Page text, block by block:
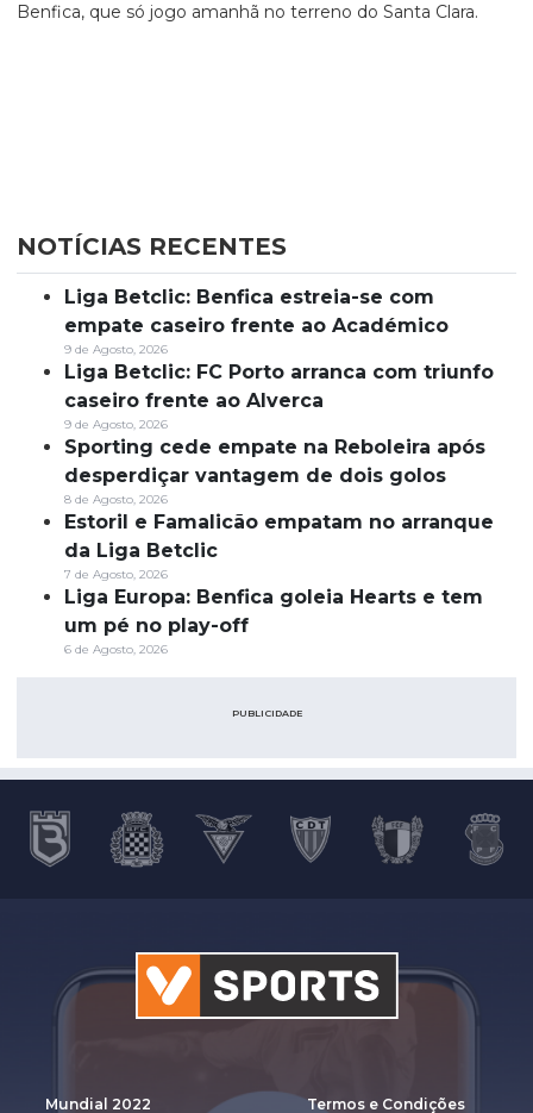
Benfica, que só jogo amanhã no terreno do Santa Clara.
NOTÍCIAS RECENTES
Liga Betclic: Benfica estreia-se com
empate caseiro frente ao Académico
9 de Agosto, 2026
Liga Betclic: FC Porto arranca com triunfo
caseiro frente ao Alverca
9 de Agosto, 2026
Sporting cede empate na Reboleira após
desperdiçar vantagem de dois golos
8 de Agosto, 2026
Estoril e Famalicão empatam no arranque
da Liga Betclic
7 de Agosto, 2026
Liga Europa: Benfica goleia Hearts e tem
um pé no play-off
6 de Agosto, 2026
PUBLICIDADE
Mundial 2022 Termos e Condições